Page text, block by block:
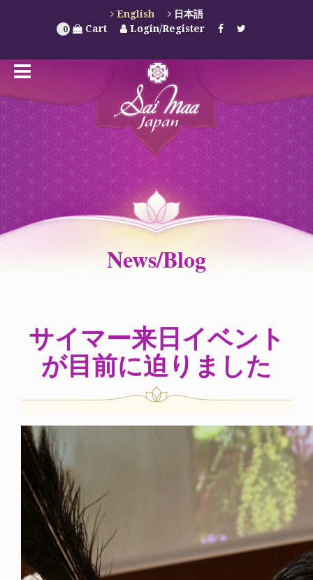
English 日本語
0 Cart Login/Register
News/Blog
サイマー来日イベント
が目前に迫りました